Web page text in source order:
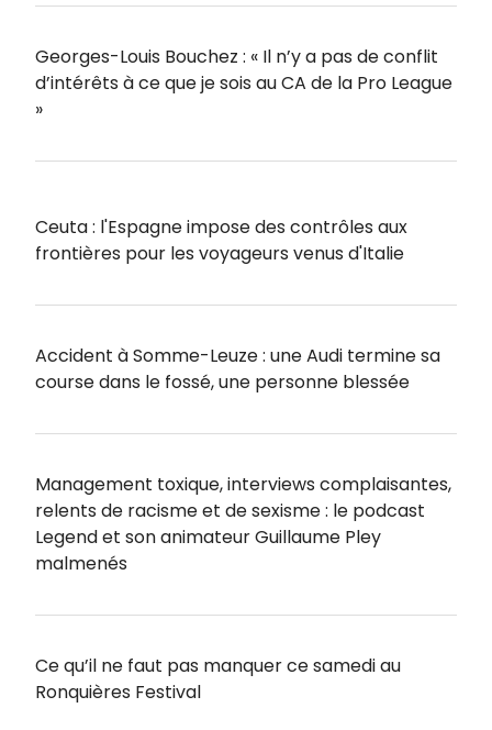
Georges-Louis Bouchez : « Il n’y a pas de conflit
d’intérêts à ce que je sois au CA de la Pro League
»
Ceuta : l'Espagne impose des contrôles aux
frontières pour les voyageurs venus d'Italie
Accident à Somme-Leuze : une Audi termine sa
course dans le fossé, une personne blessée
Management toxique, interviews complaisantes,
relents de racisme et de sexisme : le podcast
Legend et son animateur Guillaume Pley
malmenés
Ce qu’il ne faut pas manquer ce samedi au
Ronquières Festival